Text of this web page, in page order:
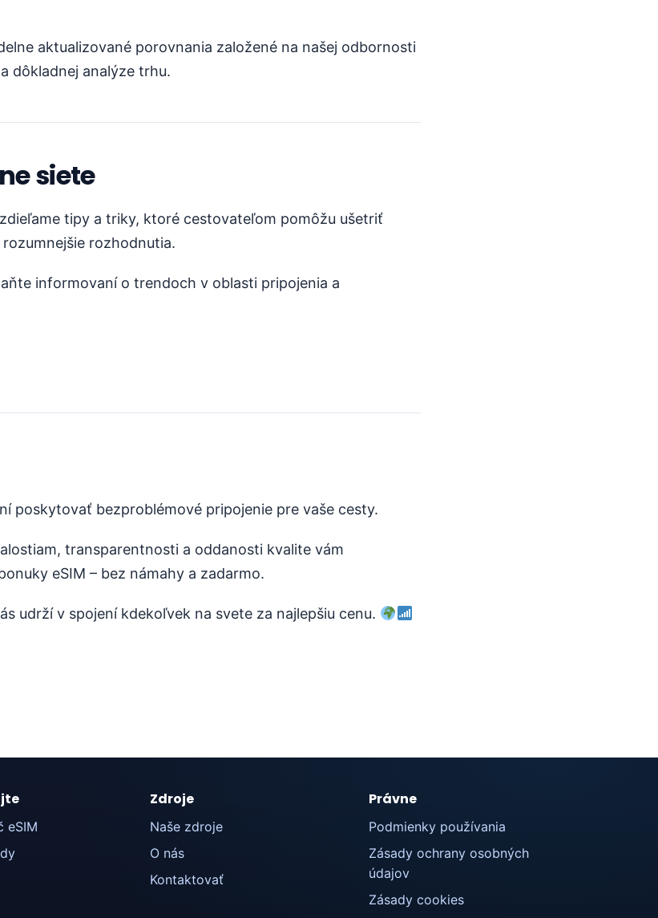
aktualizované porovnania založené na našej odbornosti
dôkladnej analýze trhu.
siete
tipy a triky, ktoré cestovateľom pomôžu ušetriť
rozhodnutia.
informovaní o trendoch v oblasti pripojenia a
poskytovať bezproblémové pripojenie pre vaše cesty.
transparentnosti a oddanosti kvalite vám
eSIM – bez námahy a zadarmo.
udrží v spojení kdekoľvek na svete za najlepšiu cenu.
eSIM
Zdroje
Naše zdroje
O nás
Kontaktovať
Právne
Podmienky používania
Zásady ochrany osobných
údajov
Zásady cookies